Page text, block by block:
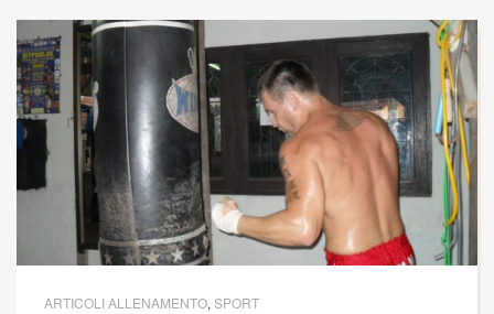
ARTICOLI ALLENAMENTO, SPORT